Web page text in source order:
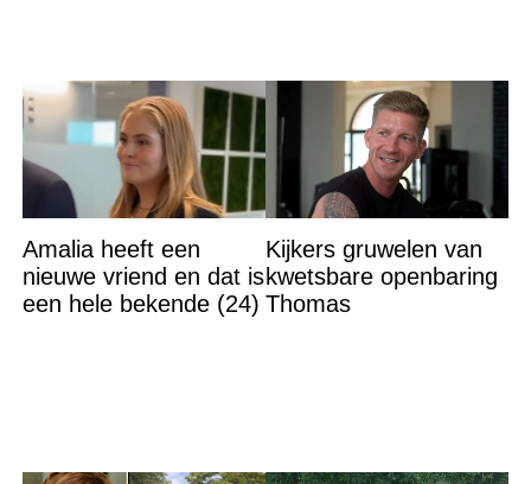
Amalia heeft een
nieuwe vriend en dat is
een hele bekende (24)
Kijkers gruwelen van
kwetsbare openbaring
Thomas